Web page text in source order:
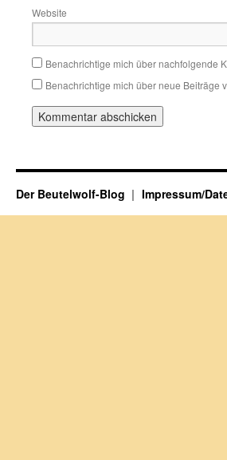
Website
Benachrichtige mich über nachfolgende
Benachrichtige mich über neue Beiträge
Der Beutelwolf-Blog Impressum/